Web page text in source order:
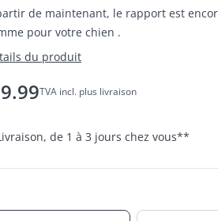
de maintenant, le rapport est
pour votre chien .
du produit
9.99TVA incl. plus livraison
de 1 à 3 jours chez vous**